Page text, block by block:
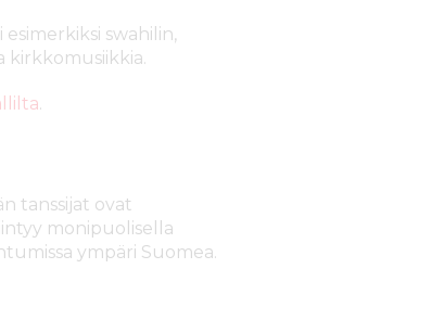
swahilin,
kirkkomusiikkia.
.
tanssijat ovat
monipuolisella
ympäri Suomea.